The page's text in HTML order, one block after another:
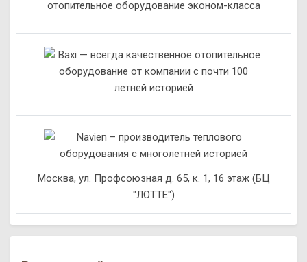
Москва, ул. Профсоюзная д. 65, к. 1, 16 этаж (БЦ
"ЛОТТЕ")